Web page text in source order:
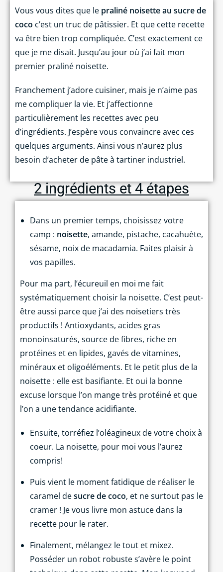
Vous vous dites que le praliné noisette au sucre de
coco c’est un truc de pâtissier. Et que cette recette
va être bien trop compliquée. C’est exactement ce
que je me disait. Jusqu’au jour où j’ai fait mon
premier praliné noisette.
Franchement j’adore cuisiner, mais je n’aime pas
me compliquer la vie. Et j’affectionne
particulièrement les recettes avec peu
d’ingrédients. J’espère vous convaincre avec ces
quelques arguments. Ainsi vous n’aurez plus
besoin d’acheter de pâte à tartiner industriel.
2 ingrédients et 4 étapes
Dans un premier temps, choisissez votre
camp : noisette, amande, pistache, cacahuète,
sésame, noix de macadamia. Faites plaisir à
vos papilles.
Pour ma part, l’écureuil en moi me fait
systématiquement choisir la noisette. C’est peut-
être aussi parce que j’ai des noisetiers très
productifs ! Antioxydants, acides gras
monoinsaturés, source de fibres, riche en
protéines et en lipides, gavés de vitamines,
minéraux et oligoéléments. Et le petit plus de la
noisette : elle est basifiante. Et oui la bonne
excuse lorsque l’on mange très protéiné et que
l’on a une tendance acidifiante.
Ensuite, torréfiez l’oléagineux de votre choix à
coeur. La noisette, pour moi vous l’aurez
compris!
Puis vient le moment fatidique de réaliser le
caramel desucre de coco, et ne surtout pas le
cramer ! Je vous livre mon astuce dans la
recette pour le rater.
Finalement, mélangez le tout et mixez.
Posséder un robot robuste s’avère le point